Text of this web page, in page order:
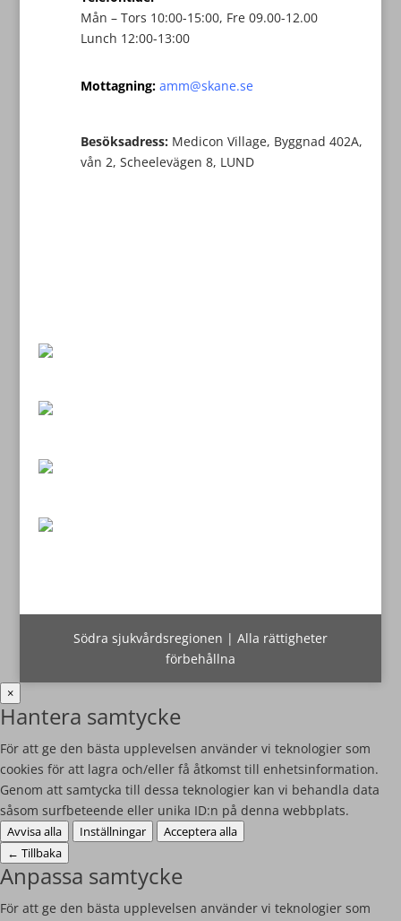
Mån – Tors 10:00-15:00, Fre 09.00-12.00
Lunch 12:00-13:00
Mottagning: amm@skane.se
Besöksadress: Medicon Village, Byggnad 402A,
vån 2, Scheelevägen 8, LUND
Södra sjukvårdsregionen | Alla rättigheter
förbehållna
×
Hantera samtycke
För att ge den bästa upplevelsen använder vi teknologier som
cookies för att lagra och/eller få åtkomst till enhetsinformation.
Genom att samtycka till dessa teknologier kan vi behandla data
såsom surfbeteende eller unika ID:n på denna webbplats.
Avvisa alla Inställningar
Acceptera alla
← Tillbaka
Anpassa samtycke
För att ge den bästa upplevelsen använder vi teknologier som